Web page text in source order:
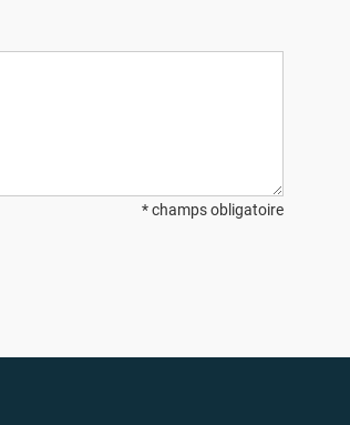
* champs obligatoire